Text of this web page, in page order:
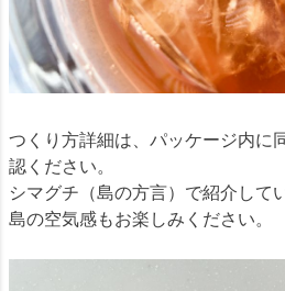
つくり方詳細は、パッケージ内に
認ください。
シマグチ（島の方言）で紹介して
島の空気感もお楽しみください。